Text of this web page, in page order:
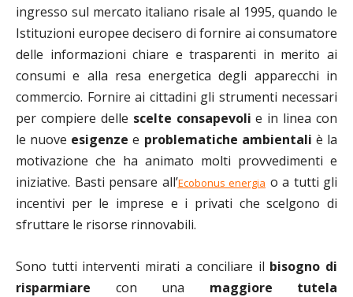
ingresso sul mercato italiano risale al 1995, quando le
Istituzioni europee decisero di fornire ai consumatore
delle informazioni chiare e trasparenti in merito ai
consumi e alla resa energetica degli apparecchi in
commercio. Fornire ai cittadini gli strumenti necessari
per compiere delle scelte consapevoli e in linea con
le nuove esigenze e problematiche ambientali è la
motivazione che ha animato molti provvedimenti e
iniziative. Basti pensare all’Ecobonus energia o a tutti gli
incentivi per le imprese e i privati che scelgono di
sfruttare le risorse rinnovabili.
Sono tutti interventi mirati a conciliare il bisogno di
risparmiare con una maggiore tutela